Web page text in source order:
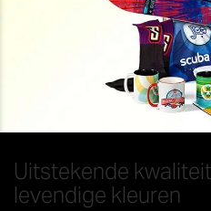
Uitstekende
levendige kleuren